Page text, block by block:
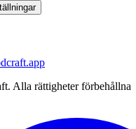
Alla rättigheter förbehållna